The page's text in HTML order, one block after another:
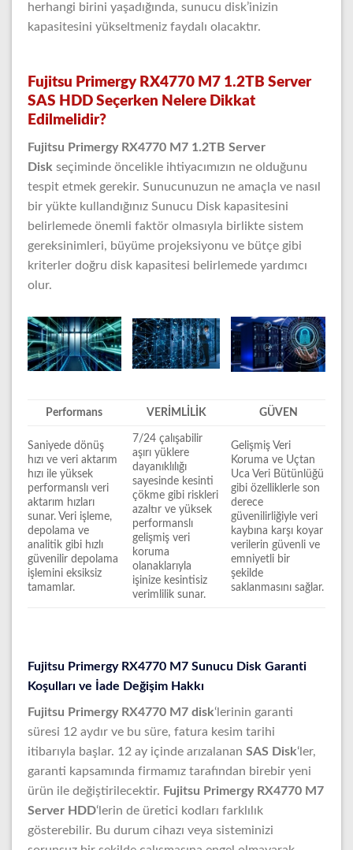
herhangi birini yaşadığında, sunucu disk’inizin
kapasitesini yükseltmeniz faydalı olacaktır.
Fujitsu Primergy RX4770 M7 1.2TB Server
SAS HDD Seçerken Nelere Dikkat
Edilmelidir?
Fujitsu Primergy RX4770 M7 1.2TB Server
Disk seçiminde öncelikle ihtiyacımızın ne olduğunu
tespit etmek gerekir. Sunucunuzun ne amaçla ve nasıl
bir yükte kullandığınız Sunucu Disk kapasitesini
belirlemede önemli faktör olmasıyla birlikte sistem
gereksinimleri, büyüme projeksiyonu ve bütçe gibi
kriterler doğru disk kapasitesi belirlemede yardımcı
olur.
Performans VERİMLİLİK GÜVEN
Saniyede dönüş
hızı ve veri aktarım
hızı ile yüksek
performanslı veri
aktarım hızları
sunar. Veri işleme,
depolama ve
analitik gibi hızlı
güvenilir depolama
işlemini eksiksiz
tamamlar.
7/24 çalışabilir
aşırı yüklere
dayanıklılığı
sayesinde kesinti
çökme gibi riskleri
azaltır ve yüksek
performanslı
gelişmiş veri
koruma
olanaklarıyla
işinize kesintisiz
verimlilik sunar.
Gelişmiş Veri
Koruma ve Uçtan
Uca Veri Bütünlüğü
gibi özelliklerle son
derece
güvenilirliğiyle veri
kaybına karşı koyar
verilerin güvenli ve
emniyetli bir
şekilde
saklanmasını sağlar.
Fujitsu Primergy RX4770 M7 Sunucu Disk Garanti
Koşulları ve İade Değişim Hakkı
Fujitsu Primergy RX4770 M7 disk‘lerinin garanti
süresi 12 aydır ve bu süre, fatura kesim tarihi
itibarıyla başlar. 12 ay içinde arızalanan SAS Disk‘ler,
garanti kapsamında firmamız tarafından birebir yeni
ürün ile değiştirilecektir. Fujitsu Primergy RX4770 M7
Server HDD‘lerin de üretici kodları farklılık
gösterebilir. Bu durum cihazı veya sisteminizi